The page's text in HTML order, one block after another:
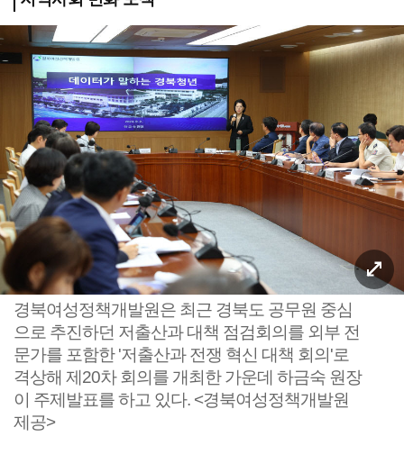
경북여성정책개발원은 최근 경북도 공무원 중심
으로 추진하던 저출산과 대책 점검회의를 외부 전
문가를 포함한 '저출산과 전쟁 혁신 대책 회의'로
격상해 제20차 회의를 개최한 가운데 하금숙 원장
이 주제발표를 하고 있다. <경북여성정책개발원
제공>